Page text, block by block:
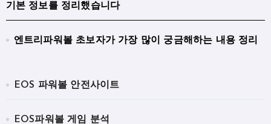
기본 정보를 정리했습니다
엔트리파워볼 초보자가 가장 많이 궁금해하는 내용 정리
EOS 파워볼 안전사이트
EOS파워볼 게임 분석